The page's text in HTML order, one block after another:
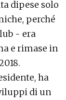
dipese solo
perché
- era
e rimase in
ha
di un